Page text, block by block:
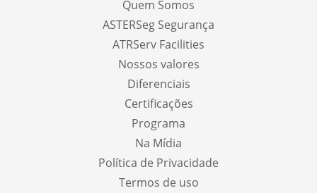
Quem Somos
ASTERSeg Segurança
ATRServ Facilities
Nossos valores
Diferenciais
Certificações
Programa
Na Mídia
Política de Privacidade
Termos de uso